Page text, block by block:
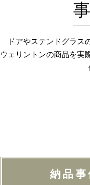
ドアやステンドグラス
ウェリントンの商品を実
納品